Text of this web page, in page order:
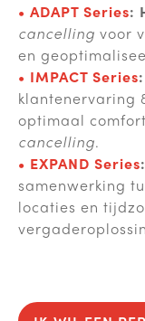
• ADAPT Series:
cancelling voor
en
• IMPACT Series
klantenervaring
optimaal
cancelling.
• EXPAND Series:
samenwerking
locaties en